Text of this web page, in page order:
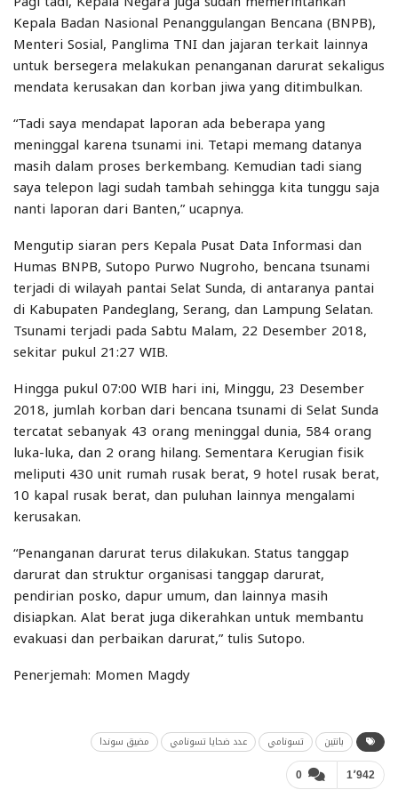
Kepala Badan Nasional Penanggulangan Bencana (BNPB),
Menteri Sosial, Panglima TNI dan jajaran terkait lainnya
untuk bersegera melakukan penanganan darurat sekaligus
mendata kerusakan dan korban jiwa yang ditimbulkan.
“Tadi saya mendapat laporan ada beberapa yang
meninggal karena tsunami ini. Tetapi memang datanya
masih dalam proses berkembang. Kemudian tadi siang
saya telepon lagi sudah tambah sehingga kita tunggu saja
nanti laporan dari Banten,” ucapnya.
Mengutip siaran pers Kepala Pusat Data Informasi dan
Humas BNPB, Sutopo Purwo Nugroho, bencana tsunami
terjadi di wilayah pantai Selat Sunda, di antaranya pantai
di Kabupaten Pandeglang, Serang, dan Lampung Selatan.
Tsunami terjadi pada Sabtu Malam, 22 Desember 2018,
sekitar pukul 21:27 WIB.
Hingga pukul 07:00 WIB hari ini, Minggu, 23 Desember
2018, jumlah korban dari bencana tsunami di Selat Sunda
tercatat sebanyak 43 orang meninggal dunia, 584 orang
luka-luka, dan 2 orang hilang. Sementara Kerugian fisik
meliputi 430 unit rumah rusak berat, 9 hotel rusak berat,
10 kapal rusak berat, dan puluhan lainnya mengalami
kerusakan.
“Penanganan darurat terus dilakukan. Status tanggap
darurat dan struktur organisasi tanggap darurat,
pendirian posko, dapur umum, dan lainnya masih
disiapkan. Alat berat juga dikerahkan untuk membantu
evakuasi dan perbaikan darurat,” tulis Sutopo.
Penerjemah: Momen Magdy
بانتين تسونامي عدد ضحايا تسونامي مضيق سوندا
0 1٬942